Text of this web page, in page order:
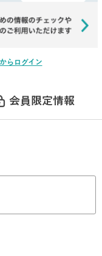
らログイン
会員限定情報